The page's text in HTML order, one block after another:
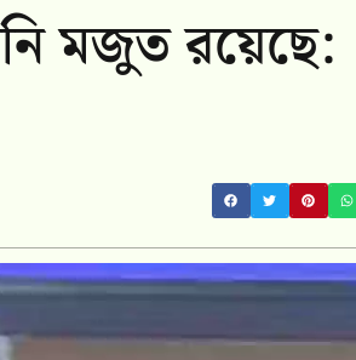
মজুত রয়েছে: